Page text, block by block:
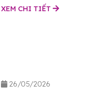
XEM CHI TIẾT
26/05/2026